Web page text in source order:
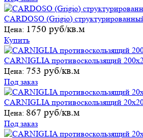
CARDOSO (Grigio)
Цена: 1750 руб/кв.м
Купить
CARNIGLIA противоскользящий
Цена: 753 руб/кв.м
Под заказ
CARNIGLIA противоскользящий
Цена: 867 руб/кв.м
Под заказ